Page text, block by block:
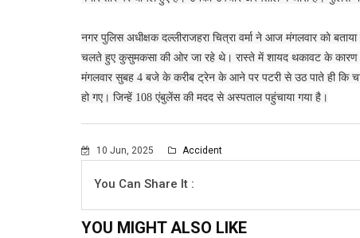
नगर पुलिस अधीक्षक दल्लीराजहरा चित्रा वर्मा ने आज मंगलवार काे
चलते हुए कुसुमकसा की ओर जा रहे थे। रास्ते में शायद थकावट के कारण
मंगलवार सुबह 4 बजे के करीब ट्रेन के आने पर पटरी से उठ पाते ही कि
हो गए। जिन्हें 108 एंबुलेंस की मदद से अस्पताल पहुंचाया गया है।
10 Jun, 2025 Accident
You Can Share It :
YOU MIGHT ALSO LIKE